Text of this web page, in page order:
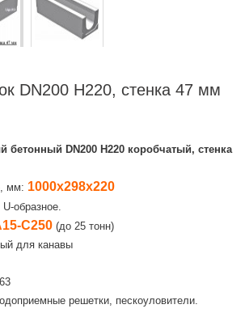
DN200 H220, стенка 47 мм
бетонный DN200 H220 коробчатый, стенка
мм: 1000х298х220
U-образное.
С250 (до 25 тонн)
для канавы
решетки, пескоуловители.